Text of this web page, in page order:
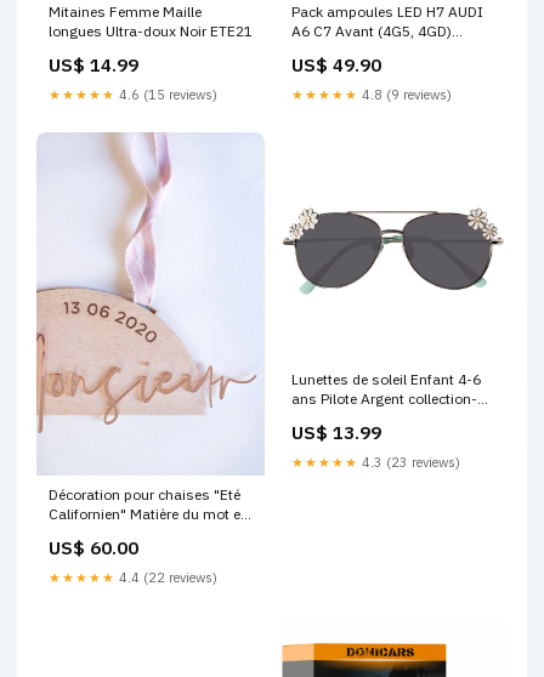
Mitaines Femme Maille
longues Ultra-doux Noir ETE21
US$ 14.99
★★★★★ 4.6 (15 reviews)
Pack ampoules LED H7 AUDI
A6 C7 Avant (4G5, 4GD)
Blanc Honda Civic 6G (1996 -
2000)
US$ 49.90
★★★★★ 4.8 (9 reviews)
Décoration pour chaises "Eté
Californien" Matière du mot en
US$ 60.00
★★★★★ 4.4 (22 reviews)
Lunettes de soleil Enfant 4-6
ans Pilote Argent collection-
US$ 13.99
★★★★★ 4.3 (23 reviews)